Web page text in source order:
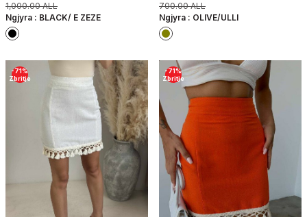
1,000.00ALL
Ngjyra : BLACK/ E ZEZE
700.00ALL
Ngjyra : OLIVE/ULLI
-71%
Zbritje
-71%
Zbritje